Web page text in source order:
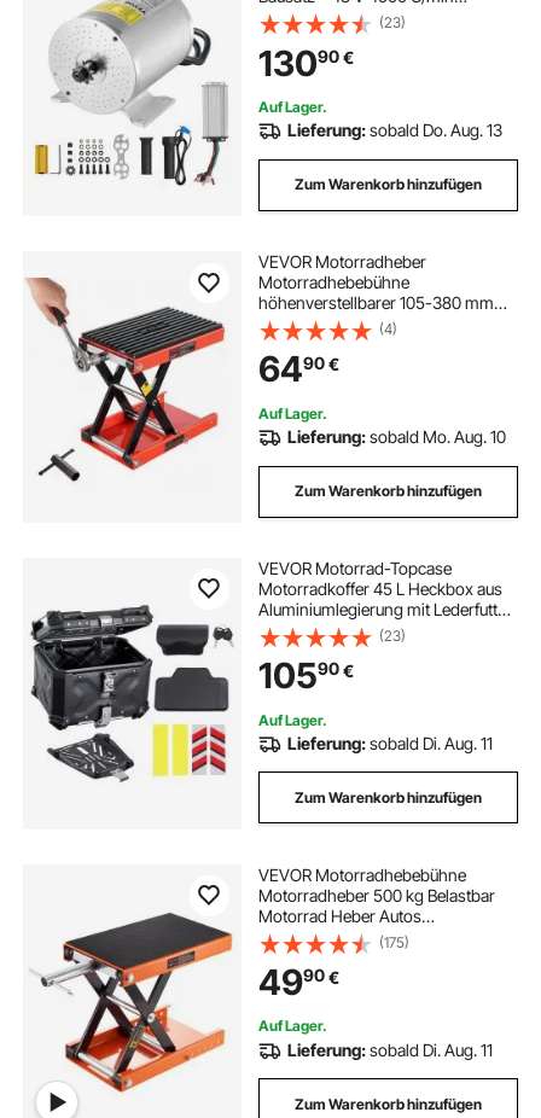
Elektromotor mit verbessertem
Drehzahlregler & Gasgriff-Bausatz
für Go Karts E-Bike Motorrad Roller
Heimwerker
(23)
13090€
Auf Lager.
Lieferung:sobald Do. Aug. 13
Zum Warenkorb hinzufügen
VEVOR Motorradheber
Motorradhebebühne
höhenverstellbarer 105-380 mm
Hebescheren-Ständer mit breiter
Plattform, Fahrradreparatur-
Scherenheber (544 kg belastbar)
mit Ratsche & Kurbel für Dirtbikes
(4)
6490€
Auf Lager.
Lieferung:sobald Mo. Aug. 10
Zum Warenkorb hinzufügen
VEVOR Motorrad-Topcase
Motorradkoffer 45 L Heckbox aus
Aluminiumlegierung mit Lederfutter,
abnehmbare Motorrad-Topbox mit
Schloss & Rückenpolster,
Helmkoffer (435 x 378 x 348 mm)
Schwarz
(23)
10590€
Auf Lager.
Lieferung:sobald Di. Aug. 11
Zum Warenkorb hinzufügen
VEVOR Motorradhebebühne
Motorradheber 500 kg Belastbar
Motorrad Heber Autos
Montagebock Motorrad,
Einstellbare 95-350 mm
Montagebock Motorradlift,
Motoständer Reparatur in Garage &
Außenbereichen
(175)
4990€
Auf Lager.
Lieferung:sobald Di. Aug. 11
Zum Warenkorb hinzufügen